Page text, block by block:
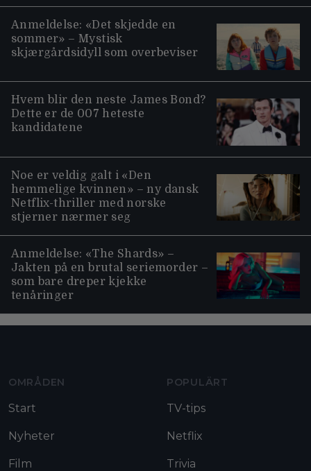
Anmeldelse: «Det skjedde en
sommer» – Mystisk
skjærgårdsidyll som overbeviser
Hvem blir den neste James Bond?
Dette er de 007 heteste
kandidatene
Noe er veldig galt i «Den
hemmelige kvinnen» – ny dansk
Netflix-thriller med norske
stjerner nærmer seg
Anmeldelse: «The Shards» –
Jakten på en brutal seriemorder –
som bare dreper kjekke
tenåringer
OMRÅDEN
Start
Nyheter
Film
POPULÄRT
TV-tips
Netflix
Trivia